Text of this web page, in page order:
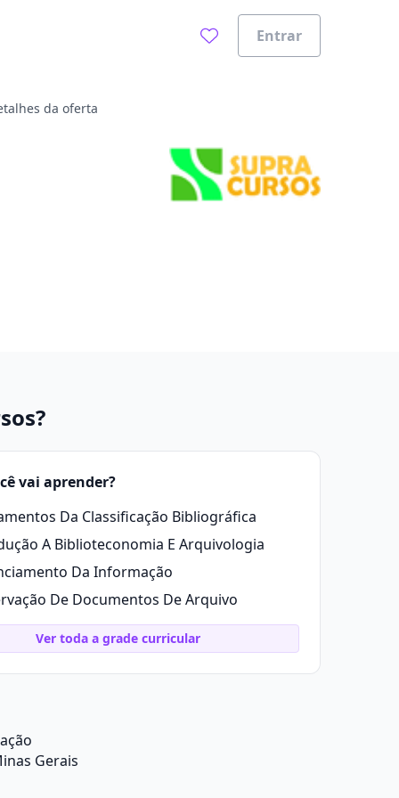
Entrar
da oferta
vai aprender?
Da Classificação Bibliográfica
A Biblioteconomia E Arquivologia
Da Informação
De Documentos De Arquivo
Ver toda a grade curricular
Gerais